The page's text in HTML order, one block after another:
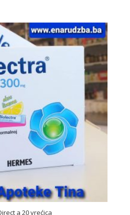
a 20 vrećica